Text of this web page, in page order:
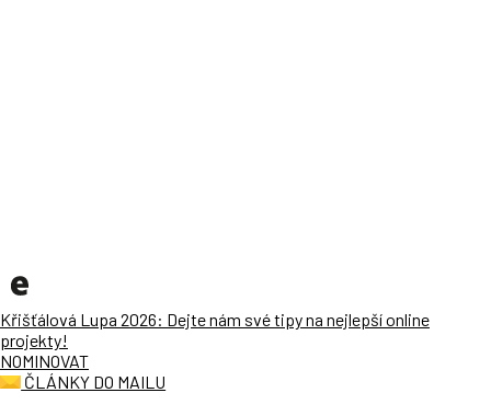
Křišťálová Lupa 2026: Dejte nám své tipy na nejlepší online
projekty!
NOMINOVAT
ČLÁNKY DO MAILU